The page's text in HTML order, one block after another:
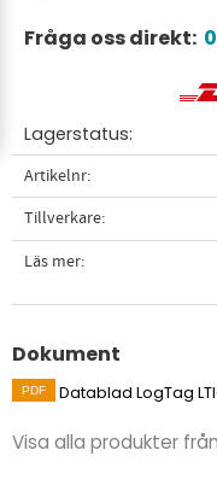
Fråga oss direkt:
Lagerstatus
Artikelnr
Tillverkare
Läs mer
Dokument
Datablad LogTag
Visa alla produkter